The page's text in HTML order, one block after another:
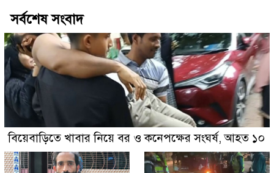
সর্বশেষ সংবাদ
বিয়েবাড়িতে খাবার নিয়ে বর ও কনেপক্ষের সংঘর্ষ, আহত ১০